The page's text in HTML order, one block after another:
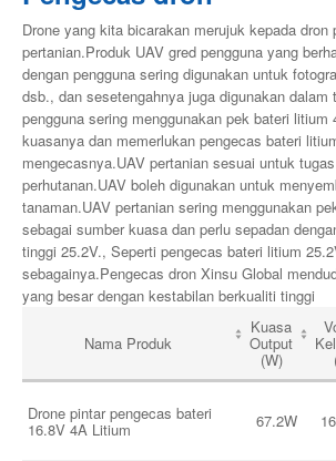
Drone yang kita bicarakan merujuk kepada dron
pertanian.Produk UAV gred pengguna yang
dengan pengguna sering digunakan untuk
dsb., dan sesetengahnya juga digunakan dalam
pengguna sering menggunakan pek bateri litium
kuasanya dan memerlukan pengecas bateri
mengecasnya.UAV pertanian sesuai untuk
perhutanan.UAV boleh digunakan untuk
tanaman.UAV pertanian sering menggunakan
sebagai sumber kuasa dan perlu sepadan
tinggi 25.2V., Seperti pengecas bateri litium
sebagainya.Pengecas dron Xinsu Global
yang besar dengan kestabilan berkualiti tinggi
Nama Produk
Kuasa
Output
(W)
Drone pintar pengecas bateri
16.8V 4A Litium 67.2W